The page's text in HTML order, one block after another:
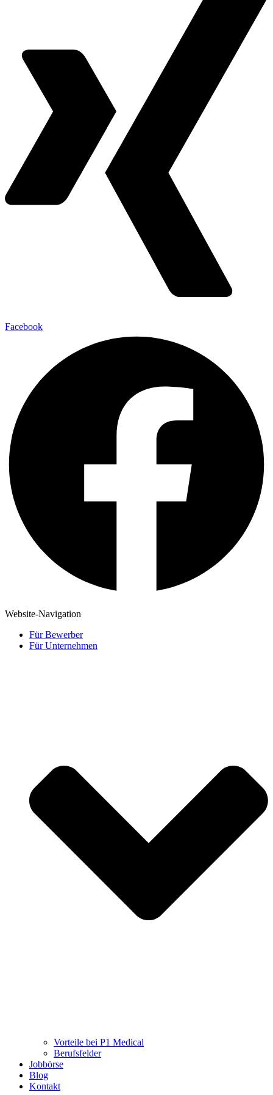
Facebook
Website-Navigation
Für Bewerber
Für Unternehmen
Vorteile bei P1 Medical
Berufsfelder
Jobbörse
Blog
Kontakt